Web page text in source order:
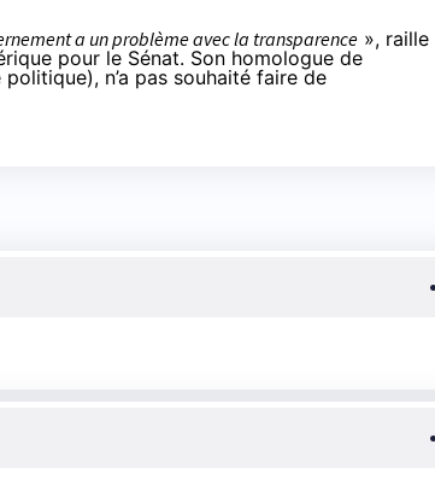
a un problème avec la transparence », raille
pour le Sénat. Son homologue de
n’a pas souhaité faire de